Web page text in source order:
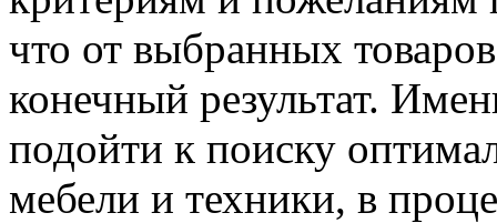
что от выбранных
конечный результат.
подойти к поиску
мебели и техники, в